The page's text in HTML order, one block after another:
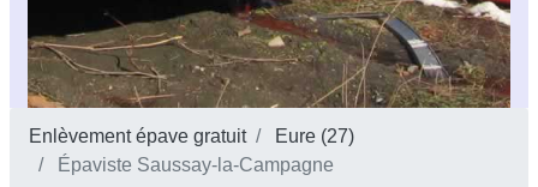
Enlèvement épave gratuit
Eure (27)
Épaviste Saussay-la-Campagne